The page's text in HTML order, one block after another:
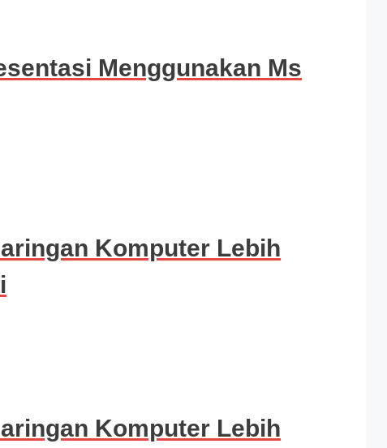
Menggunakan Ms
Komputer Lebih
Komputer Lebih